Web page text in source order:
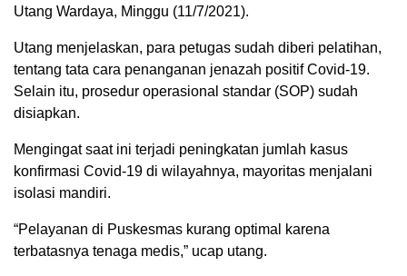
Utang Wardaya, Minggu (11/7/2021).
Utang menjelaskan, para petugas sudah diberi pelatihan,
tentang tata cara penanganan jenazah positif Covid-19.
Selain itu, prosedur operasional standar (SOP) sudah
disiapkan.
Mengingat saat ini terjadi peningkatan jumlah kasus
konfirmasi Covid-19 di wilayahnya, mayoritas menjalani
isolasi mandiri.
“Pelayanan di Puskesmas kurang optimal karena
terbatasnya tenaga medis,” ucap utang.